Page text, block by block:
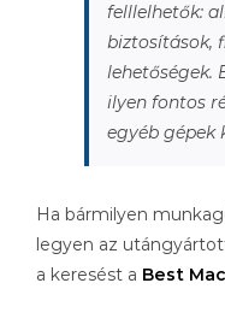
felllelhetők:
biztosítások,
lehetőségek.
ilyen fontos
egyéb gépek
Ha bármilyen
legyen az
a keresést a Best